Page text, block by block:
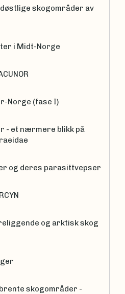
skogområder av
i Midt-Norge
Norge (fase I)
- et nærmere blikk på
og deres parasittvepser
og arktisk skog
skogområder -